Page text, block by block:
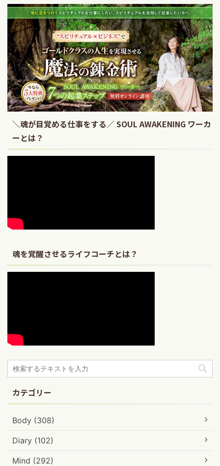
＼魂が目覚める仕事をする／ SOUL AWAKENING ワーカ
ーとは？
魂を覚醒させるライフコーチとは？
カテゴリー
Body (308)
Diary (102)
Mind (292)